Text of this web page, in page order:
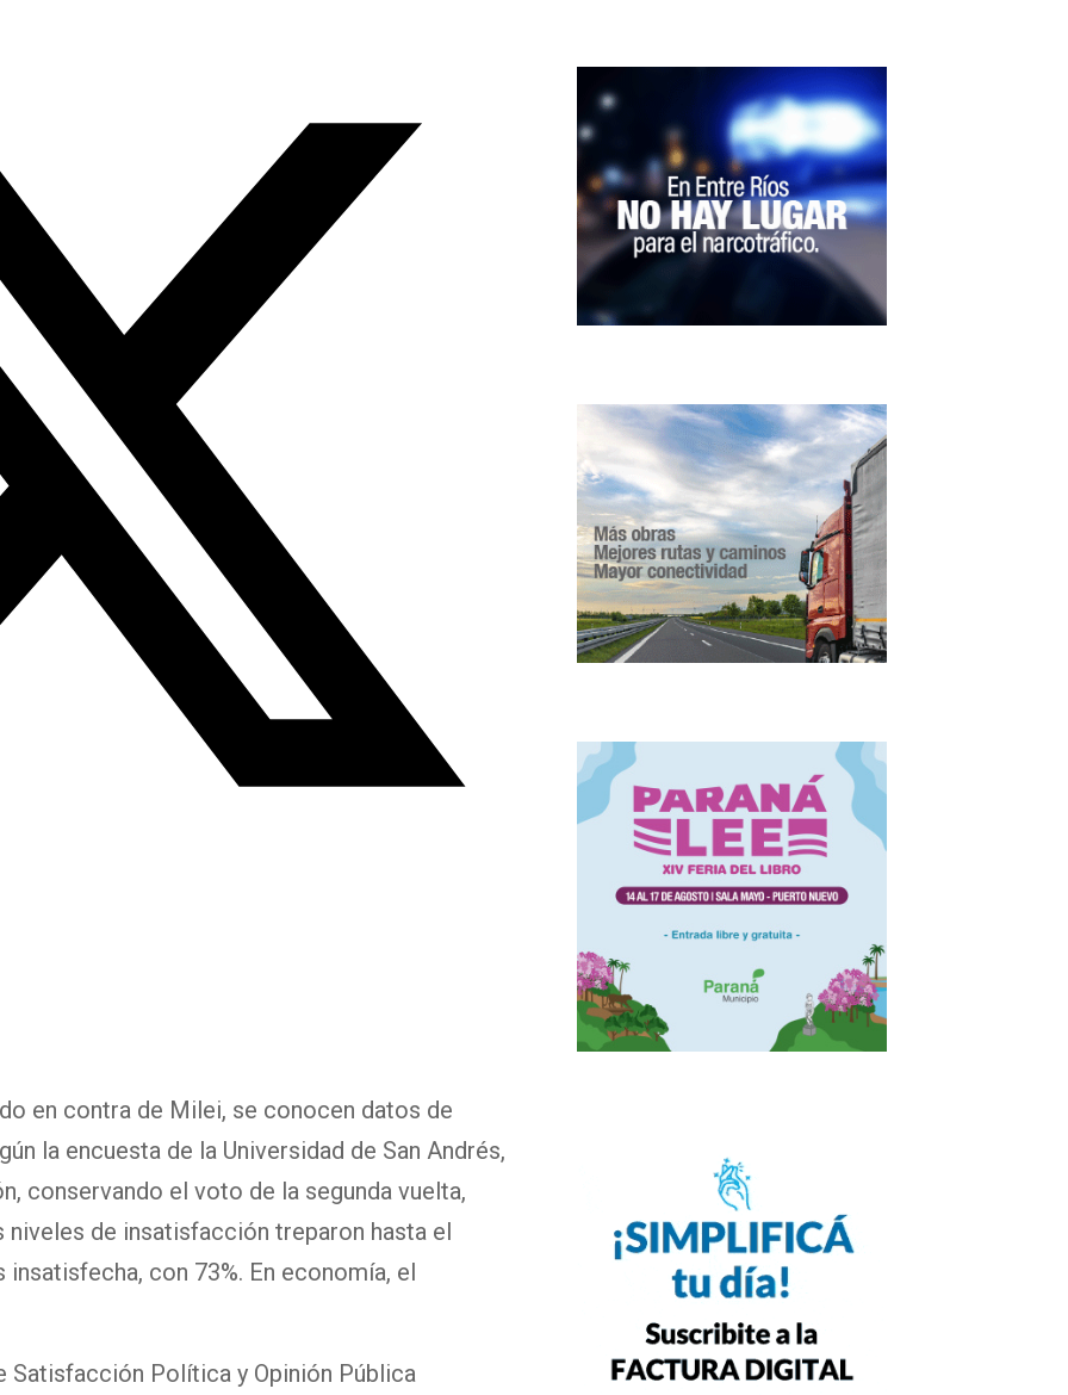
en contra de Milei, se conocen datos de
la encuesta de la Universidad de San Andrés,
conservando el voto de la segunda vuelta,
niveles de insatisfacción treparon hasta el
insatisfecha, con 73%. En economía, el
Satisfacción Política y Opinión Pública